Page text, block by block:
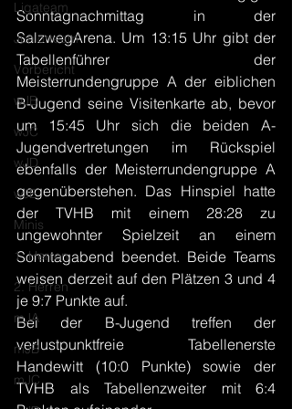
Ligateam
Juniorteam
Vorbericht
wJB
wJC
wJD
wJE
Minis
1. Herren
2. Herren
mJA
mJB
mJC
Sonntagnachmittag in der
SalzwegArena. Um 13:15 Uhr gibt der
Tabellenführer der
Meisterrundengruppe A der eiblichen
B-Jugend seine Visitenkarte ab, bevor
um 15:45 Uhr sich die beiden A-
Jugendvertretungen im Rückspiel
ebenfalls der Meisterrundengruppe A
gegenüberstehen. Das Hinspiel hatte
der TVHB mit einem 28:28 zu
ungewohnter Spielzeit an einem
Sonntagabend beendet. Beide Teams
weisen derzeit auf den Plätzen 3 und 4
je 9:7 Punkte auf.
Bei der B-Jugend treffen der
verlustpunktfreie Tabellenerste
Handewitt (10:0 Punkte) sowie der
TVHB als Tabellenzweiter mit 6:4